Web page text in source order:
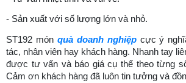
- Sản xuất với số lượng lớn và nhỏ.
ST192 món quà doanh nghiệpcực ý
tác, nhân viên hay khách hàng. Nhanh tay
được tư vấn và báo giá cụ thể theo từng
Cảm ơn khách hàng đã luôn tin tưởng và